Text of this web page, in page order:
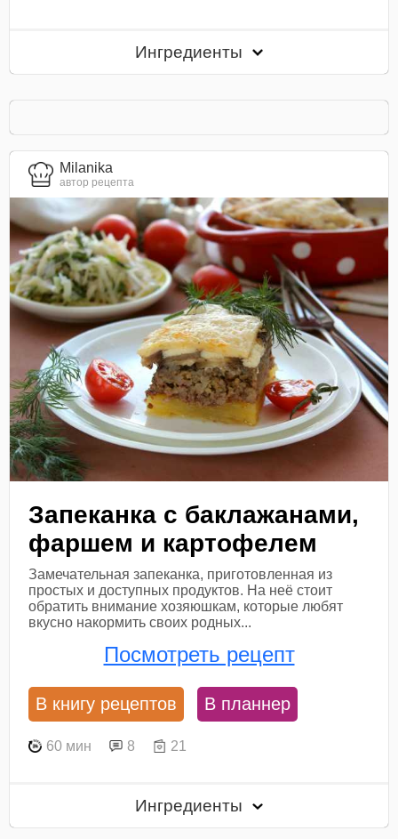
Ингредиенты
Milanika
автор рецепта
Запеканка с баклажанами,
фаршем и картофелем
Замечательная запеканка, приготовленная из
простых и доступных продуктов. На неё стоит
обратить внимание хозяюшкам, которые любят
вкусно накормить своих родных...
Посмотреть рецепт
В книгу рецептов В планнер
60 мин 8 21
Ингредиенты